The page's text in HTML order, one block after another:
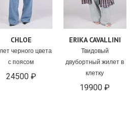
CHLOE
черного цвета
с поясом
24500 ₽
ERIKA CAVALLINI
Твидовый
двубортный жилет в
клетку
19900 ₽